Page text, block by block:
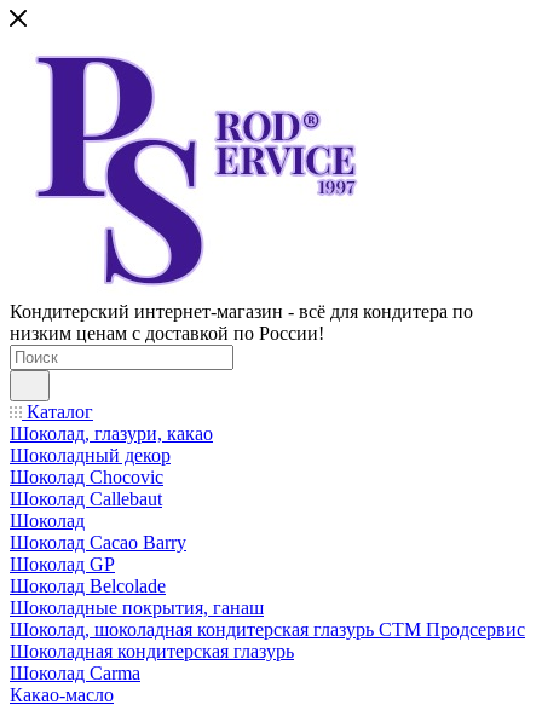
Кондитерский интернет-магазин - всё для кондитера по
низким ценам с доставкой по России!
Каталог
Шоколад, глазури, какао
Шоколадный декор
Шоколад Chocovic
Шоколад Callebaut
Шоколад
Шоколад Cacao Barry
Шоколад GP
Шоколад Belcolade
Шоколадные покрытия, ганаш
Шоколад, шоколадная кондитерская глазурь СТМ Продсервис
Шоколадная кондитерская глазурь
Шоколад Carma
Какао-масло